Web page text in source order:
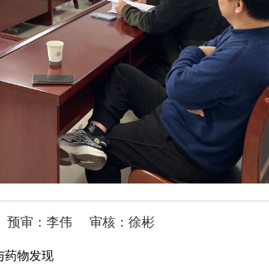
预审：李伟 审核：徐彬
药物发现